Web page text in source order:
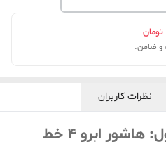
تومان
نظرات کاربران
توضیحات کامل محصول: هاشور ابرو ۴ خط